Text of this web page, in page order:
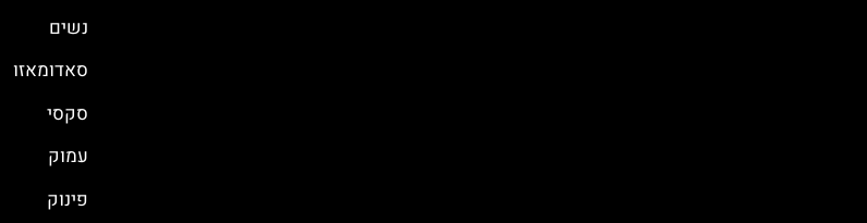
נשים
סאדומאזו
סקסי
עמוק
פינוק